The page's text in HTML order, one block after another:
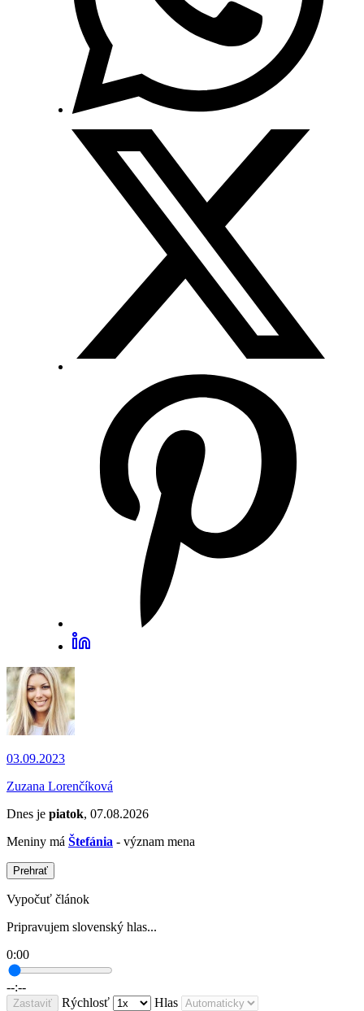
03.09.2023
Zuzana Lorenčíková
Dnes je piatok, 07.08.2026
Meniny má Štefánia - význam mena
Prehrať
Vypočuť článok
Pripravujem slovenský hlas...
0:00
--:--
Zastaviť Rýchlosť Hlas